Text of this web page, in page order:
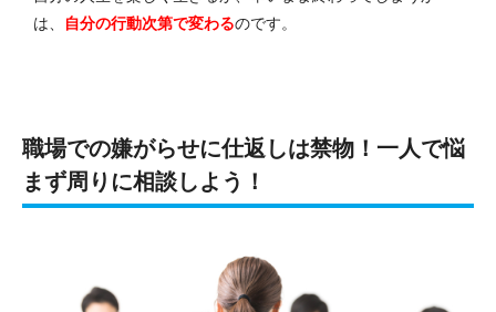
は、
自分の行動次第で変わるのです。
職場での嫌がらせに仕返しは禁物！一人で悩
まず周りに相談しよう！